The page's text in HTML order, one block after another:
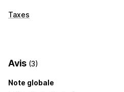
Taxes
Taux de taxation
Avis (3)
Note globale